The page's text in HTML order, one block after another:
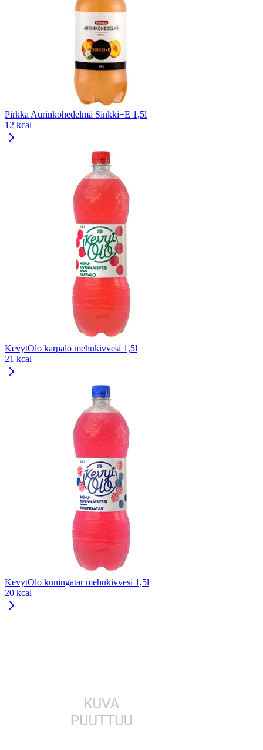
Pirkka Aurinkohedelmä Sinkki+E 1,5l
12 kcal
KevytOlo karpalo mehukivvesi 1,5l
21 kcal
KevytOlo kuningatar mehukivvesi 1,5l
20 kcal